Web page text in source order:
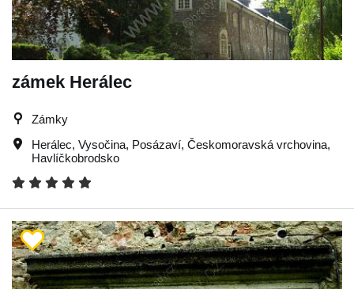
zámek Herálec
Zámky
Herálec, Vysočina, Posázaví, Českomoravská vrchovina,
Havlíčkobrodsko